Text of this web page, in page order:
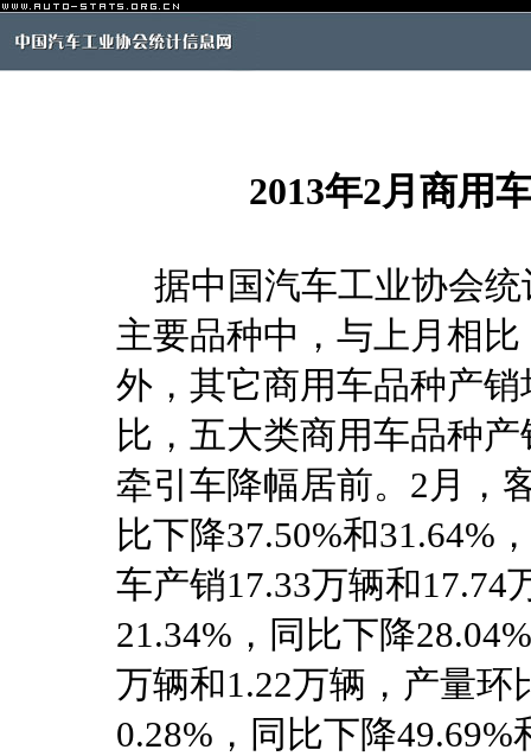
2013年2月商用
据中国汽车工业协会统
主要品种中，与上月相
外，其它商用车品种产
比，五大类商用车品种
牵引车降幅居前。2月，
比下降37.50%和31.64%
车产销17.33万辆和17.74
21.34%，同比下降
万辆和1.22万辆，产量环
0.28%，同比下降